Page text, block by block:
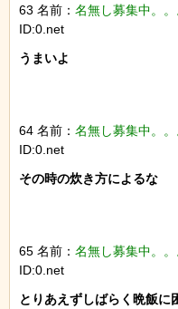
63 名前： 名無し募集中。。
ID:0.net
うまいよ
64 名前： 名無し募集中。。
ID:0.net
その時の炊き方によるな
65 名前： 名無し募集中。。
ID:0.net
とりあえずしばらく晩飯に